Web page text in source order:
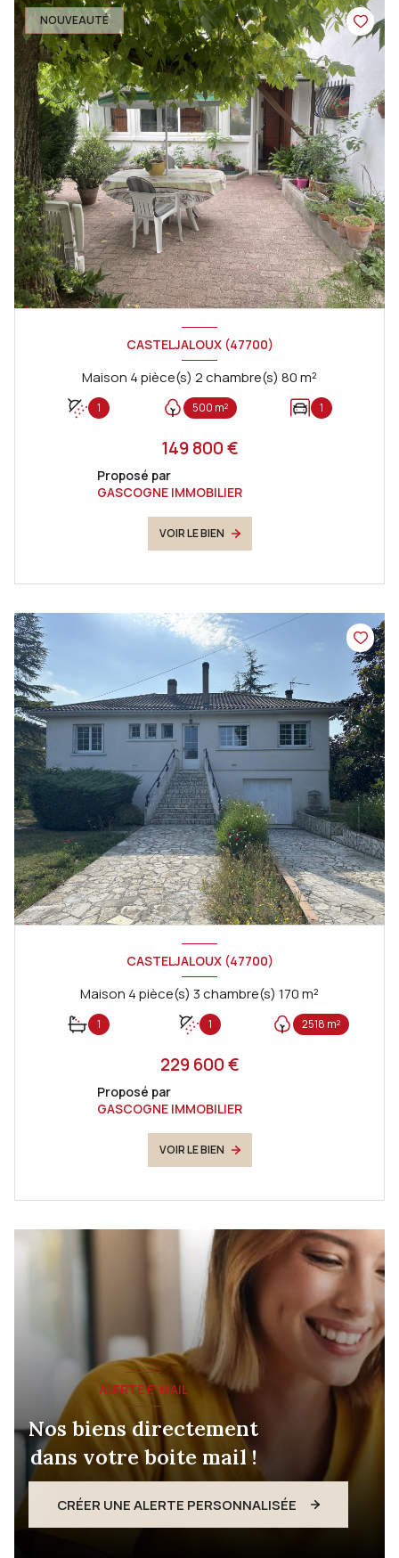
NOUVEAUTÉ
CASTELJALOUX (47700)
Maison 4 pièce(s) 2 chambre(s) 80 m²
1 500 m² 1
149 800 €
Proposé par
GASCOGNE IMMOBILIER
VOIR LE BIEN
CASTELJALOUX (47700)
Maison 4 pièce(s) 3 chambre(s) 170 m²
1 1 2518 m²
229 600 €
Proposé par
GASCOGNE IMMOBILIER
VOIR LE BIEN
ALERTE E-MAIL
Nos biens directement
dans votre boite mail !
CRÉER UNE ALERTE PERSONNALISÉE